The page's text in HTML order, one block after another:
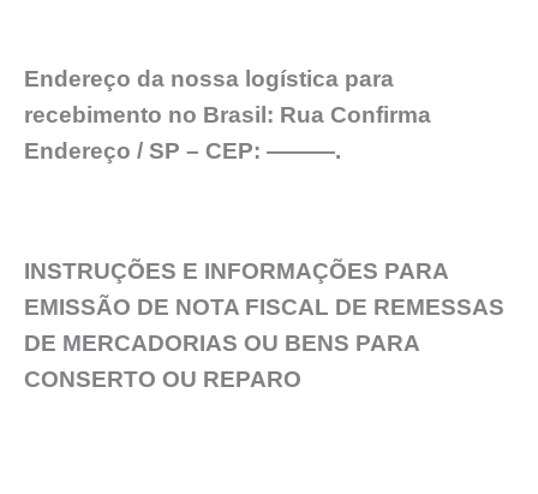
Endereço da nossa logística para
recebimento no Brasil: Rua Confirma
Endereço / SP – CEP: ———.
INSTRUÇÕES E INFORMAÇÕES PARA
EMISSÃO DE NOTA FISCAL DE REMESSAS
DE MERCADORIAS OU BENS PARA
CONSERTO OU REPARO